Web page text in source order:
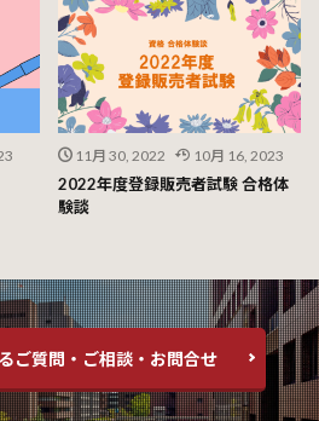
11月 30, 2022 10月 16, 2023
2022年度登録販売者試験 合格体
験談
ご質問・ご相談・お問合せ